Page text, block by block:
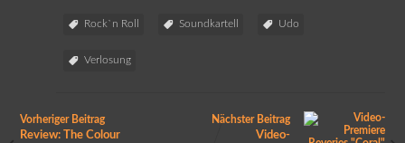
Rock`n Roll Soundkartell Udo
Verlosung
Vorheriger Beitrag
Review: The Colour
Nächster Beitrag
Video-